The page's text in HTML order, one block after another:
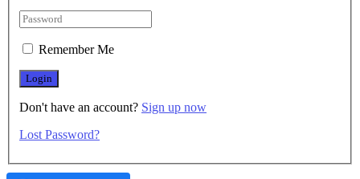
Remember Me
Don't have an account? Sign up now
Lost Password?